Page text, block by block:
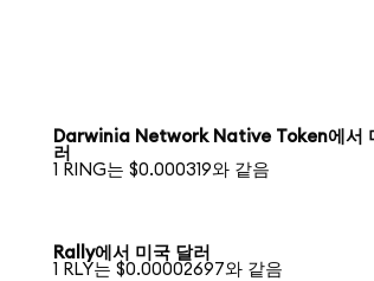
Darwinia Network Native Token에서
러
1 RING는 $0.000319와 같음
Rally에서 미국 달러
1 RLY는 $0.00002697와 같음